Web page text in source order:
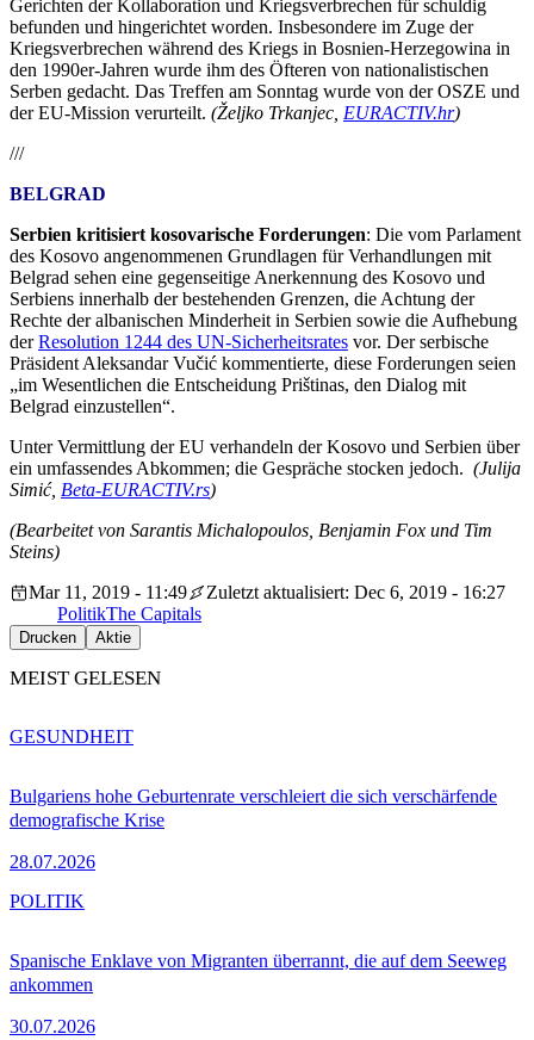
Gerichten der Kollaboration und Kriegsverbrechen für schuldig
befunden und hingerichtet worden. Insbesondere im Zuge der
Kriegsverbrechen während des Kriegs in Bosnien-Herzegowina in
den 1990er-Jahren wurde ihm des Öfteren von nationalistischen
Serben gedacht. Das Treffen am Sonntag wurde von der OSZE und
der EU-Mission verurteilt. (Željko Trkanjec, EURACTIV.hr)
///
BELGRAD
Serbien kritisiert kosovarische Forderungen: Die vom Parlament
des Kosovo angenommenen Grundlagen für Verhandlungen mit
Belgrad sehen eine gegenseitige Anerkennung des Kosovo und
Serbiens innerhalb der bestehenden Grenzen, die Achtung der
Rechte der albanischen Minderheit in Serbien sowie die Aufhebung
derResolution 1244 des UN-Sicherheitsrates vor. Der serbische
Präsident Aleksandar Vučić kommentierte, diese Forderungen seien
„im Wesentlichen die Entscheidung Prištinas, den Dialog mit
Belgrad einzustellen“.
Unter Vermittlung der EU verhandeln der Kosovo und Serbien über
ein umfassendes Abkommen; die Gespräche stocken jedoch. (Julija
Simić, Beta-EURACTIV.rs)
(Bearbeitet von Sarantis Michalopoulos, Benjamin Fox und Tim
Steins)
Mar 11, 2019 - 11:49
Zuletzt aktualisiert: Dec 6, 2019 - 16:27
PolitikThe Capitals
Drucken Aktie
MEIST GELESEN
Bulgariens hohe Geburtenrate verschleiert die sich verschärfende
demografische Krise
28.07.2026
GESUNDHEIT
Spanische Enklave von Migranten überrannt, die auf dem Seeweg
ankommen
30.07.2026
POLITIK